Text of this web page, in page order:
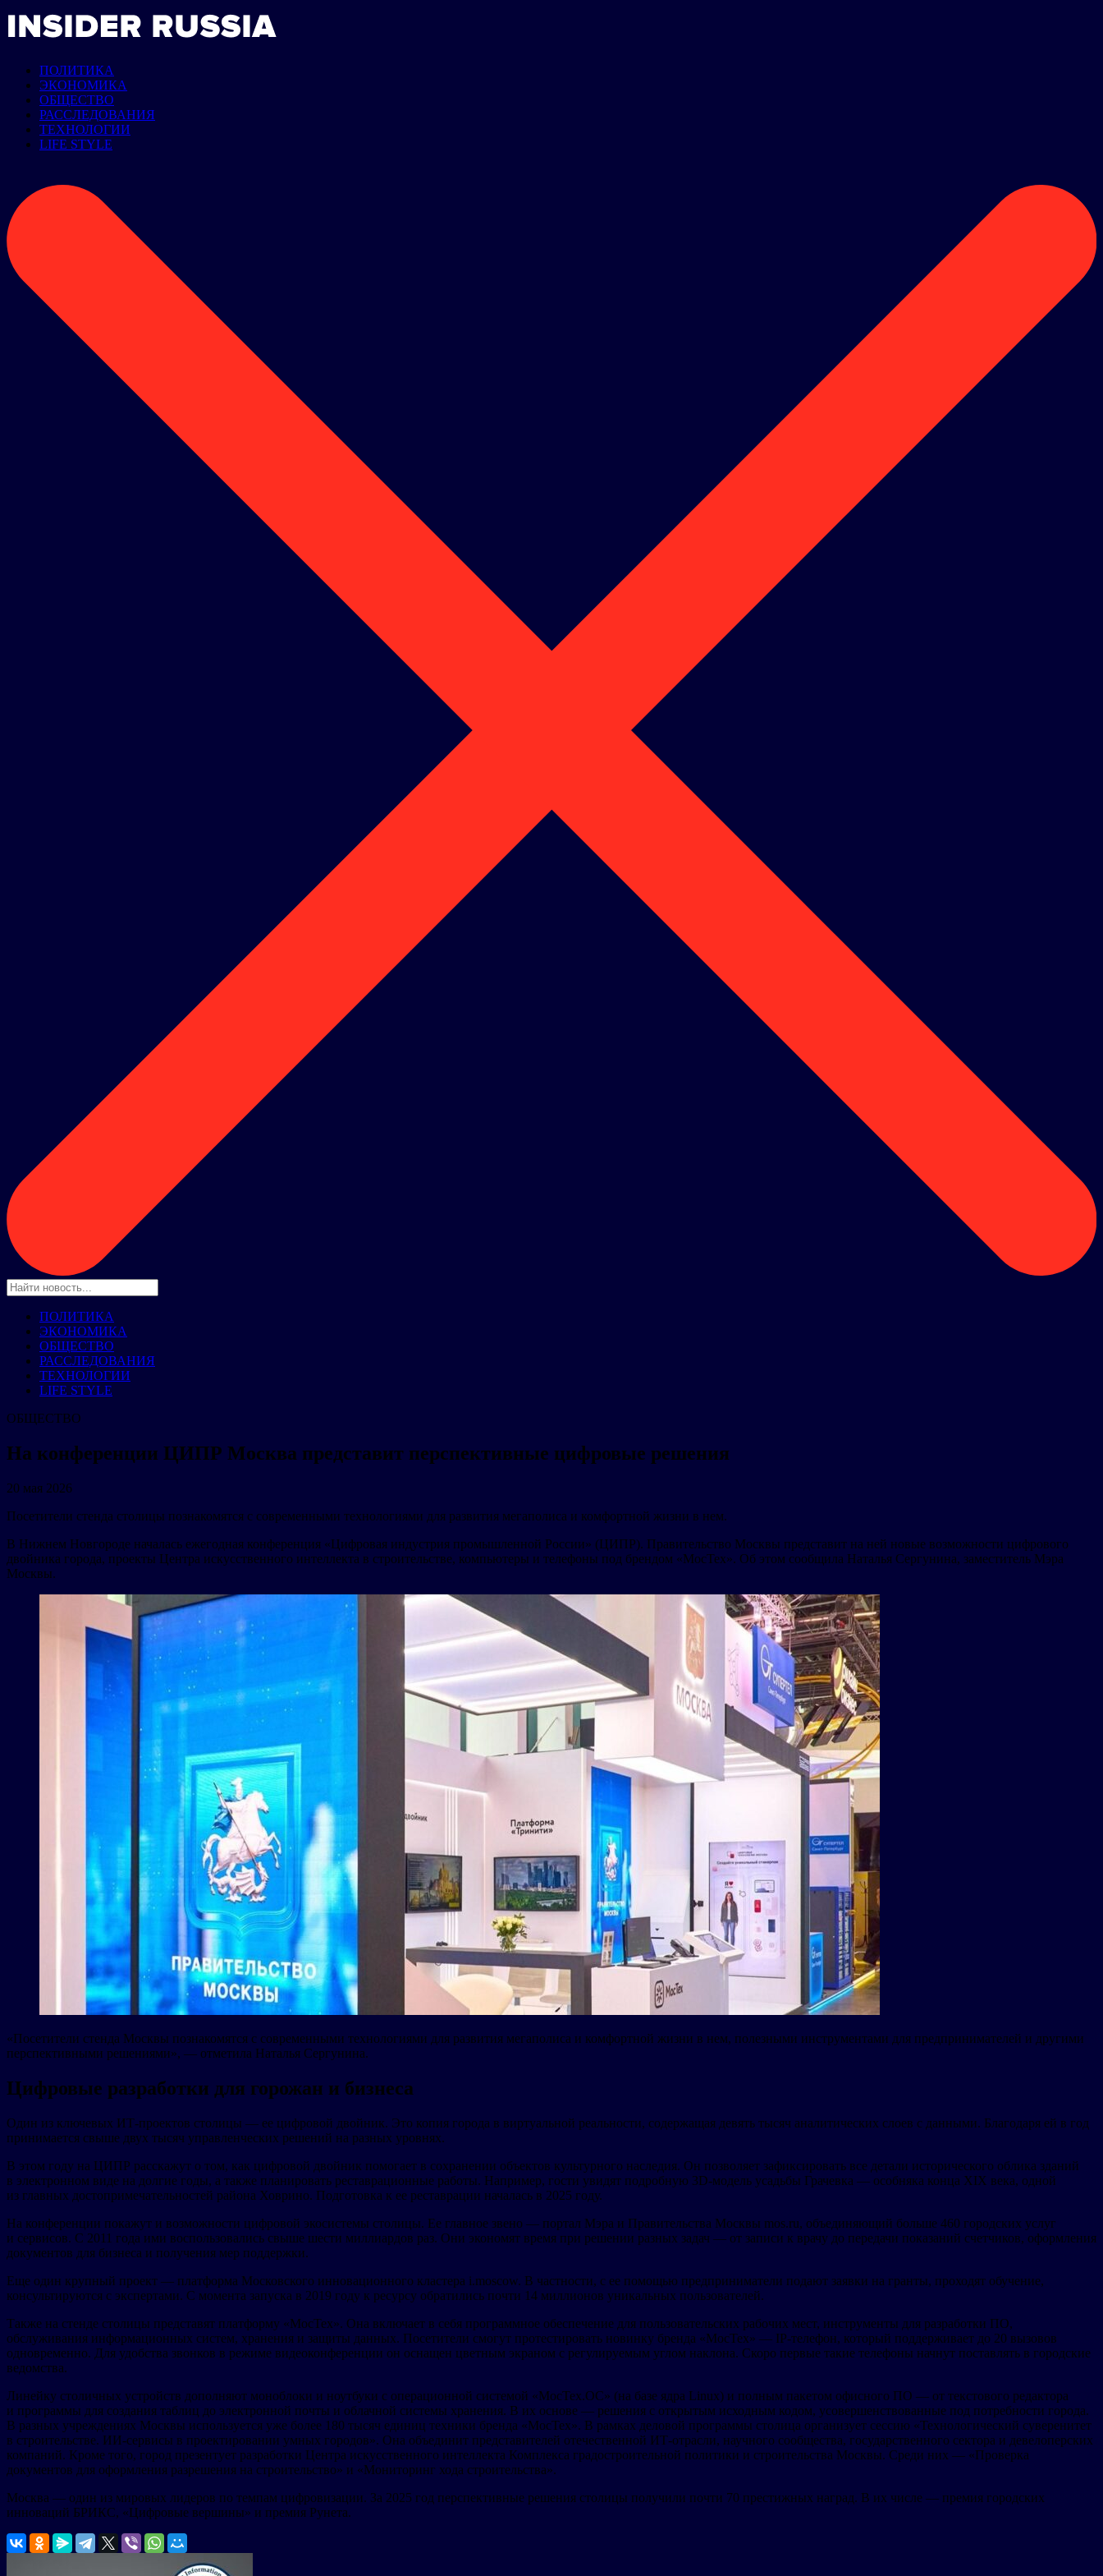
ПОЛИТИКА
ЭКОНОМИКА
ОБЩЕСТВО
РАССЛЕДОВАНИЯ
ТЕХНОЛОГИИ
LIFE STYLE
ПОЛИТИКА
ЭКОНОМИКА
ОБЩЕСТВО
РАССЛЕДОВАНИЯ
ТЕХНОЛОГИИ
LIFE STYLE
ОБЩЕСТВО
На конференции ЦИПР Москва представит перспективные цифровые решения
20 мая 2026
Посетители стенда столицы познакомятся с современными технологиями для развития мегаполиса и комфортной жизни в нем.
В Нижнем Новгороде началась ежегодная конференция «Цифровая индустрия промышленной России» (ЦИПР). Правительство Москвы представит на ней новые возможности цифрового
двойника города, проекты Центра искусственного интеллекта в строительстве, компьютеры и телефоны под брендом «МосТех». Об этом сообщила Наталья Сергунина, заместитель Мэра
Москвы.
«Посетители стенда Москвы познакомятся с современными технологиями для развития мегаполиса и комфортной жизни в нем, полезными инструментами для предпринимателей и другими
перспективными решениями», — отметила Наталья Сергунина.
Цифровые разработки для горожан и бизнеса
Один из ключевых ИТ-проектов столицы — ее цифровой двойник. Это копия города в виртуальной реальности, содержащая девять тысяч аналитических слоев с данными. Благодаря ей в год
принимается свыше двух тысяч управленческих решений на разных уровнях.
В этом году на ЦИПР расскажут о том, как цифровой двойник помогает в сохранении объектов культурного наследия. Он позволяет зафиксировать все детали исторического облика зданий
в электронном виде на долгие годы, а также планировать реставрационные работы. Например, гости увидят подробную 3D-модель усадьбы Грачевка — особняка конца XIX века, одной
из главных достопримечательностей района Ховрино. Подготовка к ее реставрации началась в 2025 году.
На конференции покажут и возможности цифровой экосистемы столицы. Ее главное звено — портал Мэра и Правительства Москвы mos.ru, объединяющий больше 460 городских услуг
и сервисов. С 2011 года ими воспользовались свыше шести миллиардов раз. Они экономят время при решении разных задач — от записи к врачу до передачи показаний счетчиков, оформления
документов для бизнеса и получения мер поддержки.
Еще один крупный проект — платформа Московского инновационного кластера i.moscow. В частности, с ее помощью предприниматели подают заявки на гранты, проходят обучение,
консультируются с экспертами. С момента запуска в 2019 году к ресурсу обратились почти 14 миллионов уникальных пользователей.
Также на стенде столицы представят платформу «МосТех». Она включает в себя программное обеспечение для пользовательских рабочих мест, инструменты для разработки ПО,
обслуживания информационных систем, хранения и защиты данных. Посетители смогут протестировать новинку бренда «МосТех» — IP-телефон, который поддерживает до 20 вызовов
одновременно. Для удобства звонков в режиме видеоконференции он оснащен цветным экраном с регулируемым углом наклона. Скоро первые такие телефоны начнут поставлять в городские
ведомства.
Линейку столичных устройств дополняют моноблоки и ноутбуки с операционной системой «МосТех.ОС» (на базе ядра Linux) и полным пакетом офисного ПО — от текстового редактора
и программы для создания таблиц до электронной почты и облачной системы хранения. В их основе — решения с открытым исходным кодом, усовершенствованные под потребности города.
В разных учреждениях Москвы используется уже более 180 тысяч единиц техники бренда «МосТех». В рамках деловой программы столица организует сессию «Технологический суверенитет
в строительстве. ИИ-сервисы в проектировании умных городов». Она объединит представителей отечественной ИТ-отрасли, научного сообщества, государственного сектора и девелоперских
компаний. Кроме того, город презентует разработки Центра искусственного интеллекта Комплекса градостроительной политики и строительства Москвы. Среди них — «Проверка
документов для оформления разрешения на строительство» и «Мониторинг хода строительства».
Москва — один из мировых лидеров по темпам цифровизации. За 2025 год перспективные решения столицы получили почти 70 престижных наград. В их числе — премия городских
инноваций БРИКС, «Цифровые вершины» и премия Рунета.